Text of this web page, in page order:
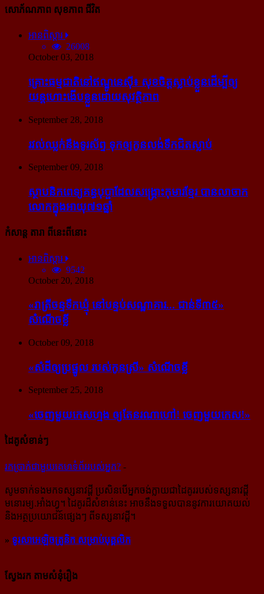
សោភ័ណភាព សុខភាព ជីវិត
អានពិស្ដារ
26008
October 03, 2018
គ្រោះធម្មជាតិនៅឥណ្ឌូនេស៊ី៖ សុខចិត្ត​ស្លាប់​ខ្លួន​ដើម្បី​ឲ្យ​
យន្ដហោះ​ងើប​ខ្លួន​ដោយ​សុវត្ថិភាព
September 28, 2018
រវល់​ឈ្លក់​នឹង​ទូរស័ព្ទ ទុក​ឲ្យ​កូន​លង់​ទឹក​ជិត​ស្លាប់
September 09, 2018
ស្ថាបនិក​ពេទ្យ​គន្ធបុប្ផា​ដែល​សង្គ្រោះ​កុមារ​ខ្មែរ​ បាន​លាចាក​
លោក​ក្នុង​អាយុ​៧១ឆ្នាំ
កំសាន្ដ តារា ពីនេះពីនោះ
អានពិស្ដារ
9542
October 20, 2018
«រាត្រីចន្ទទឹកឃ្មុំ នៅបន្ទប់សណ្ឋាគារ... ជាន់ទី៣៥»
សំណើចខ្លី
October 09, 2018
«សំដី​ឲ្យ​ប្រផ្នូល របស់​កូនស្រី» សំណើចខ្លី
September 25, 2018
«ចេញ​មួយ​កេស​ហ្មង ឲ្យ​តែ​នរណា​ហៅ! ចេញ​មួយ​កេស!»
ដៃគូសំខាន់ៗ
រក​​ប្រាក់​​ជា​​មួយ​​គេហទំព័រ​​របស់​​អ្នក? -
សូម​ទាក់ទង​មក​ទស្សនាវដ្ដី ប្រសិន​បើ​អ្នក​ចង់​ក្លាយ​ជា​ដៃគូរ​របស់​ទស្សនាវដ្ដី​
មនោរម្យ.អាំងហ្វូ។ ដៃ​គូរ​ដ៏​សំខាន់​នេះ អាច​នឹង​ទទួល​បាន​នូវ​ការ​យោគយល់
និង​អត្ថ​ប្រយោជន៍​ផ្សេងៗ ពីទស្សនាវដ្ដី។
» ទូរសាអេឡិចត្រូនិក សម្រាប់បុគ្គលិក
ស្វែងរក តាមសំនុំរឿង